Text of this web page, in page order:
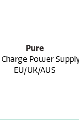
Pure
Power
EU/UK/AUS